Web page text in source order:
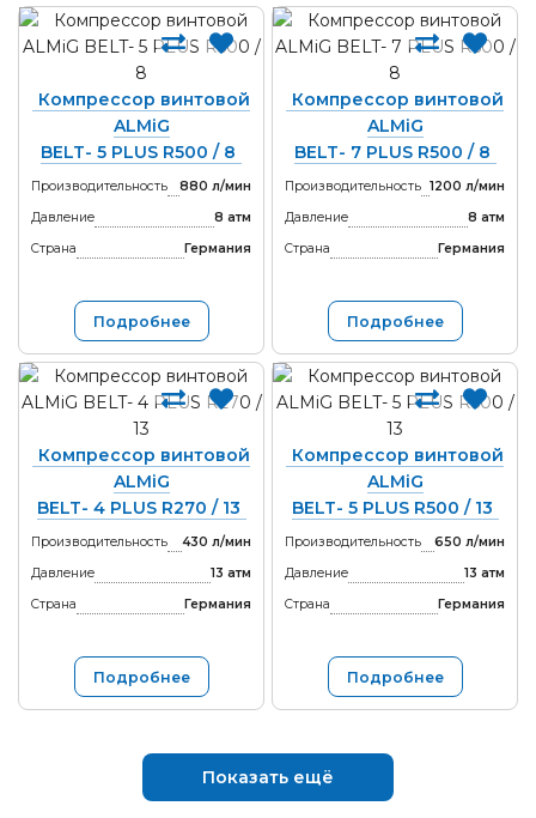
Компрессор винтовой
ALMiG
BELT- 5 PLUS R500 / 8
Производительность
880 л/мин
Давление
8 атм
Страна
Германия
Подробнее
Компрессор винтовой
ALMiG
BELT- 7 PLUS R500 / 8
Производительность 1200 л/мин
Давление
8 атм
Страна
Германия
Подробнее
Компрессор винтовой
ALMiG
BELT- 4 PLUS R270 / 13
Производительность
430 л/мин
Давление
13 атм
Страна
Германия
Подробнее
Компрессор винтовой
ALMiG
BELT- 5 PLUS R500 / 13
Производительность
650 л/мин
Давление
13 атм
Страна
Германия
Подробнее
Показать ещё